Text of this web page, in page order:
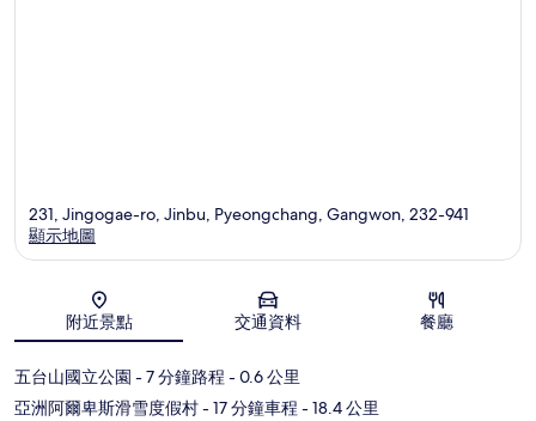
地圖
231, Jingogae-ro, Jinbu, Pyeongchang, Gangwon, 232-941
顯示地圖
附近景點 交通資料 餐廳
五台山國立公園 - 7 分鐘路程 - 0.6 公里
亞洲阿爾卑斯滑雪度假村- 17 分鐘車程 - 18.4 公里